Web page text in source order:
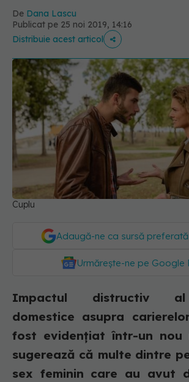
De Dana Lascu
Publicat pe 25 noi 2019, 14:16
Distribuie acest articol
Cuplu
Adaugă-ne ca sursă
Urmărește-ne pe Google
Impactul distructiv
domestice asupra
fost evidențiat într-un nou
sugerează că multe dintre
sex feminin care au avut